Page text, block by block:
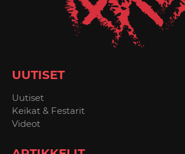
UUTISET
Uutiset
Keikat & Festarit
Videot